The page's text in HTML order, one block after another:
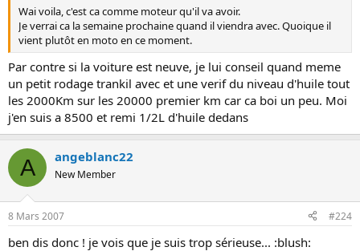
Wai voila, c'est ca comme moteur qu'il va avoir.
Je verrai ca la semaine prochaine quand il viendra avec. Quoique il
vient plutôt en moto en ce moment.
Par contre si la voiture est neuve, je lui conseil quand meme
un petit rodage trankil avec et une verif du niveau d'huile tout
les 2000Km sur les 20000 premier km car ca boi un peu. Moi
j'en suis a 8500 et remi 1/2L d'huile dedans
A angeblanc22
New Member
8 Mars 2007 #224
ben dis donc ! je vois que je suis trop sérieuse... :blush: